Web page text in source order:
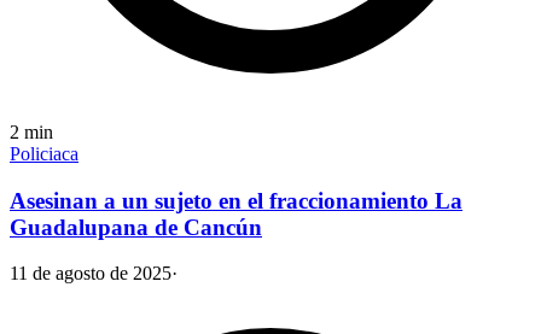
2 min
Policiaca
Asesinan a un sujeto en el fraccionamiento La
Guadalupana de Cancún
11 de agosto de 2025·